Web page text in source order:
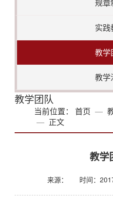
规章
实践
教学
教学
教学团队
当前位置： 首页
正文
教学
来源： 时间：